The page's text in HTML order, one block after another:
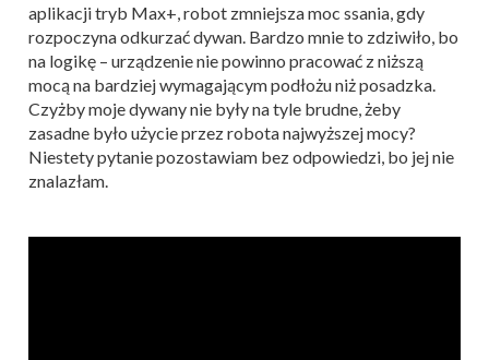
aplikacji tryb Max+, robot zmniejsza moc ssania, gdy
rozpoczyna odkurzać dywan. Bardzo mnie to zdziwiło, bo
na logikę – urządzenie nie powinno pracować z niższą
mocą na bardziej wymagającym podłożu niż posadzka.
Czyżby moje dywany nie były na tyle brudne, żeby
zasadne było użycie przez robota najwyższej mocy?
Niestety pytanie pozostawiam bez odpowiedzi, bo jej nie
znalazłam.